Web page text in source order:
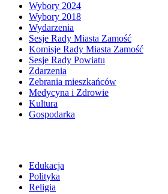
Wybory 2024
Wybory 2018
Wydarzenia
Sesje Rady Miasta Zamość
Komisje Rady Miasta Zamość
Sesje Rady Powiatu
Zdarzenia
Zebrania mieszkańców
Medycyna i Zdrowie
Kultura
Gospodarka
Edukacja
Polityka
Religia